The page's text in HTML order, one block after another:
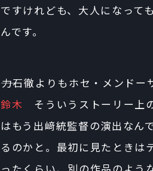
ですけれども、大人になって
んです。
――力石徹よりもホセ・メンドー
鈴木 そういうストーリー上
はもう出﨑統監督の演出なん
るのかと。最初に見たときは